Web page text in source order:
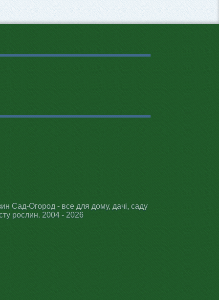
Сад-Огород - все для дому, дачі, саду
рослин. 2004 - 2026